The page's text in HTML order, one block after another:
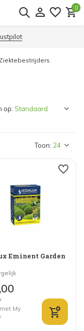
0
Ziektebestrijders
Toon:
op:
Eminent Garden
My